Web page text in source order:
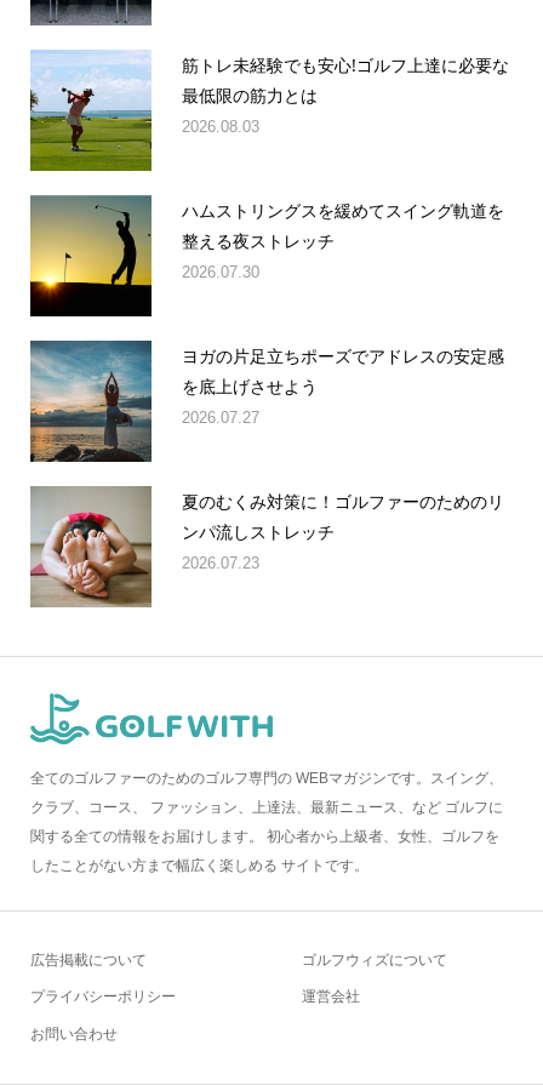
筋トレ未経験でも安心!ゴルフ上達に必要な
最低限の筋力とは
2026.08.03
ハムストリングスを緩めてスイング軌道を
整える夜ストレッチ
2026.07.30
ヨガの片足立ちポーズでアドレスの安定感
を底上げさせよう
2026.07.27
夏のむくみ対策に！ゴルファーのためのリ
ンパ流しストレッチ
2026.07.23
全てのゴルファーのためのゴルフ専門の WEBマガジンです。スイング、
クラブ、コース、 ファッション、上達法、最新ニュース、など ゴルフに
関する全ての情報をお届けします。 初心者から上級者、女性、ゴルフを
したことがない方まで幅広く楽しめる サイトです。
広告掲載について
プライバシーポリシー
お問い合わせ
ゴルフウィズについて
運営会社